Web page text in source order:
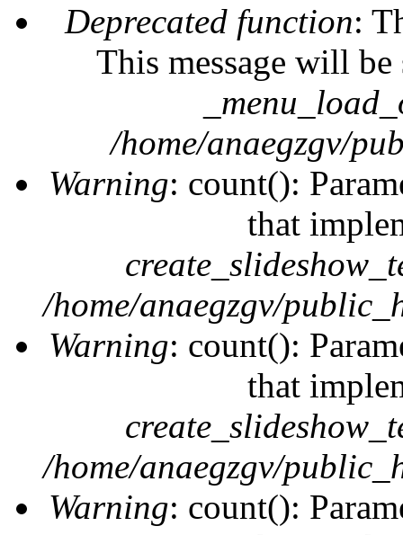
Deprecated function:
This message will
/home/anaegzgv/
Warning: count():
that
/home/anaegzgv/
Warning: count():
that
/home/anaegzgv/
Warning: count():